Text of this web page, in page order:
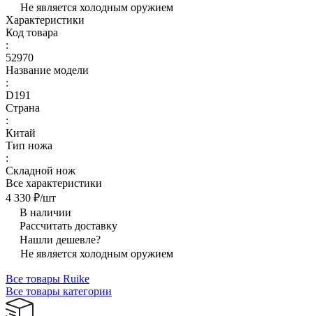
Не является холодным оружием
Характеристики
Код товара
:
52970
Название модели
:
D191
Страна
:
Китай
Тип ножа
:
Складной нож
Все характеристики
4 330 ₽/шт
В наличии
Рассчитать доставку
Нашли дешевле?
Не является холодным оружием
Все товары Ruike
Все товары категории